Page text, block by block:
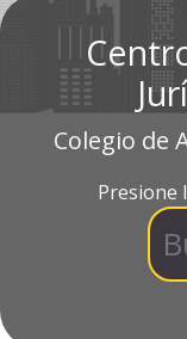
Colegio de
Presione